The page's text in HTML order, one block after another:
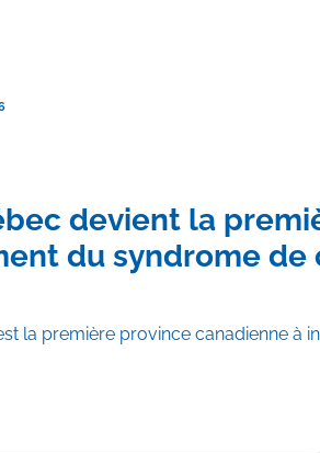
devient la
du syndrome
la première province canadienne à